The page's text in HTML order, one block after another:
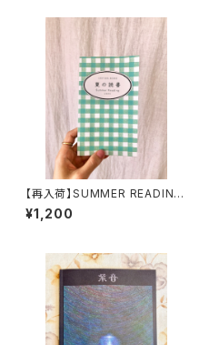
【再入荷】SUMMER READING
ZINE 2025
¥1,200